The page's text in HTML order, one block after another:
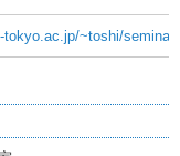
tokyo.ac.jp/~toshi/